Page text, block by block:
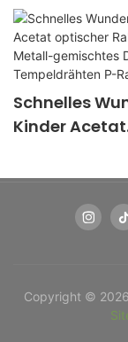
Schnelles
Kinder Acetat
Metall-
Design mit
Copyright ©